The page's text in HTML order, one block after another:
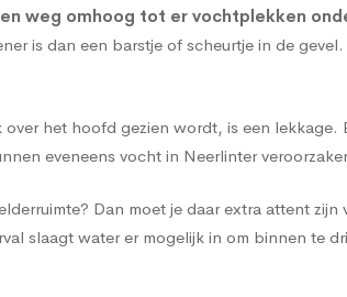
weg omhoog tot er vochtplekken
is dan een barstje of scheurtje in de
het hoofd gezien wordt, is een
eveneens vocht in Neerlinter
Dan moet je daar extra attent
slaagt water er mogelijk in om binnen te